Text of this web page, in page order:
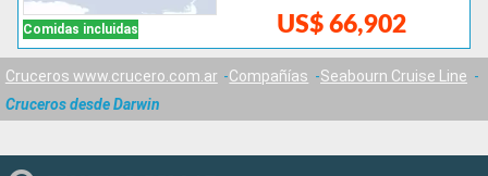
Comidas incluidas US$ 66,902
Cruceros www.crucero.com.ar Compañías
Seabourn Cruise Line
Cruceros desde Darwin